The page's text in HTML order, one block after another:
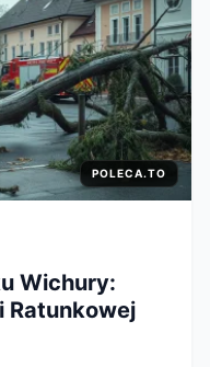
POLECA.TO
Wichury:
Ratunkowej